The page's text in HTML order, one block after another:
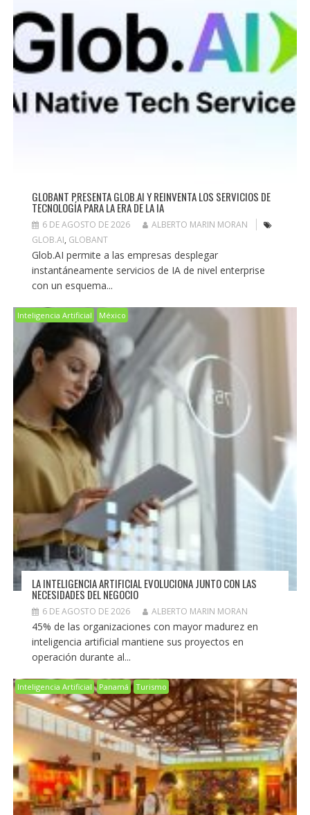
GLOBANT PRESENTA GLOB.AI Y REINVENTA LOS SERVICIOS DE
TECNOLOGÍA PARA LA ERA DE LA IA
6 DE AGOSTO DE 2026
ALBERTO MARIN MORAN
GLOB.AI, GLOBANT
Glob.AI permite a las empresas desplegar
instantáneamente servicios de IA de nivel enterprise
con un esquema...
Inteligencia Artificial México
LA INTELIGENCIA ARTIFICIAL EVOLUCIONA JUNTO CON LAS
NECESIDADES DEL NEGOCIO
6 DE AGOSTO DE 2026 ALBERTO MARIN MORAN
45% de las organizaciones con mayor madurez en
inteligencia artificial mantiene sus proyectos en
operación durante al...
Inteligencia Artificial Panamá Turismo